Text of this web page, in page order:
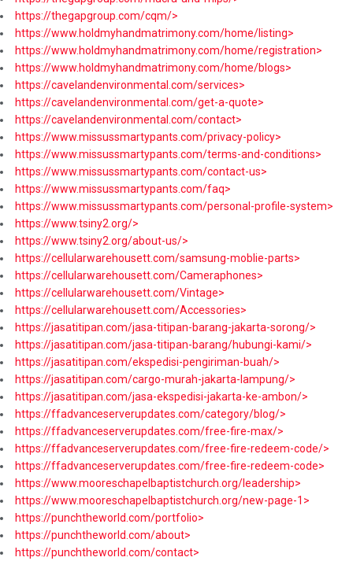
https://thegapgroup.com/cqm/>
https://www.holdmyhandmatrimony.com/home/listing>
https://www.holdmyhandmatrimony.com/home/registration>
https://www.holdmyhandmatrimony.com/home/blogs>
https://cavelandenvironmental.com/services>
https://cavelandenvironmental.com/get-a-quote>
https://cavelandenvironmental.com/contact>
https://www.missussmartypants.com/privacy-policy>
https://www.missussmartypants.com/terms-and-conditions>
https://www.missussmartypants.com/contact-us>
https://www.missussmartypants.com/faq>
https://www.missussmartypants.com/personal-profile-system>
https://www.tsiny2.org/>
https://www.tsiny2.org/about-us/>
https://cellularwarehousett.com/samsung-moblie-parts>
https://cellularwarehousett.com/Cameraphones>
https://cellularwarehousett.com/Vintage>
https://cellularwarehousett.com/Accessories>
https://jasatitipan.com/jasa-titipan-barang-jakarta-sorong/>
https://jasatitipan.com/jasa-titipan-barang/hubungi-kami/>
https://jasatitipan.com/ekspedisi-pengiriman-buah/>
https://jasatitipan.com/cargo-murah-jakarta-lampung/>
https://jasatitipan.com/jasa-ekspedisi-jakarta-ke-ambon/>
https://ffadvanceserverupdates.com/category/blog/>
https://ffadvanceserverupdates.com/free-fire-max/>
https://ffadvanceserverupdates.com/free-fire-redeem-code/>
https://ffadvanceserverupdates.com/free-fire-redeem-code>
https://www.mooreschapelbaptistchurch.org/leadership>
https://www.mooreschapelbaptistchurch.org/new-page-1>
https://punchtheworld.com/portfolio>
https://punchtheworld.com/about>
https://punchtheworld.com/contact>